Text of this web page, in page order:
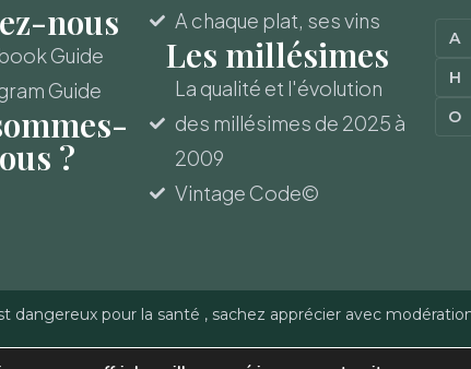
nous
Guide
Guide
?
A chaque plat, ses vins
Les millésimes
La qualité et l'évolution
des millésimes de 2025 à
2009
Vintage Code©
A
H
O
dangereux pour la santé , sachez apprécier avec
- Reproduction Politique de confidentialité